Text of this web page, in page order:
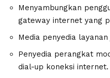
Menyambungkan
gateway internet yang
Media penyedia
Penyedia perangkat
dial-up koneksi internet.